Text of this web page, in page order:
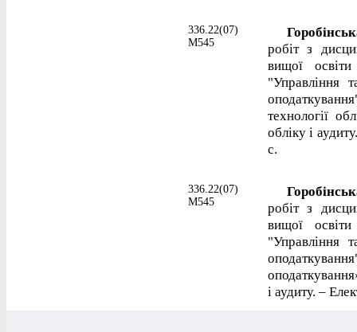
336.22(07)
М545
робіт з
вищої
"Управління
технології
обліку і
с.
336.22(07)
М545
робіт з
вищої
"Управління
і аудиту. –